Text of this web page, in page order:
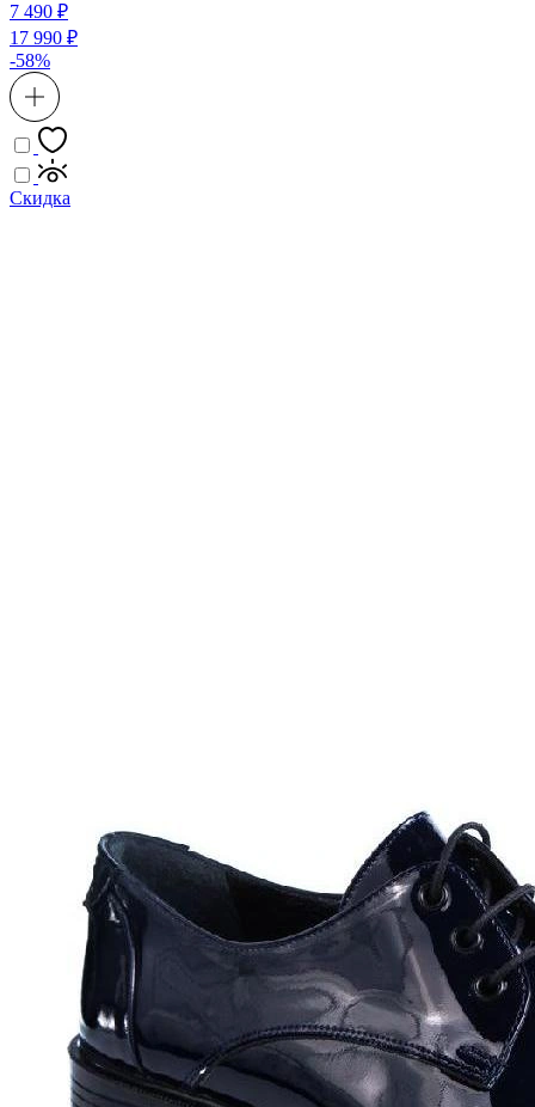
7 490 ₽
17 990 ₽
-58%
Скидка